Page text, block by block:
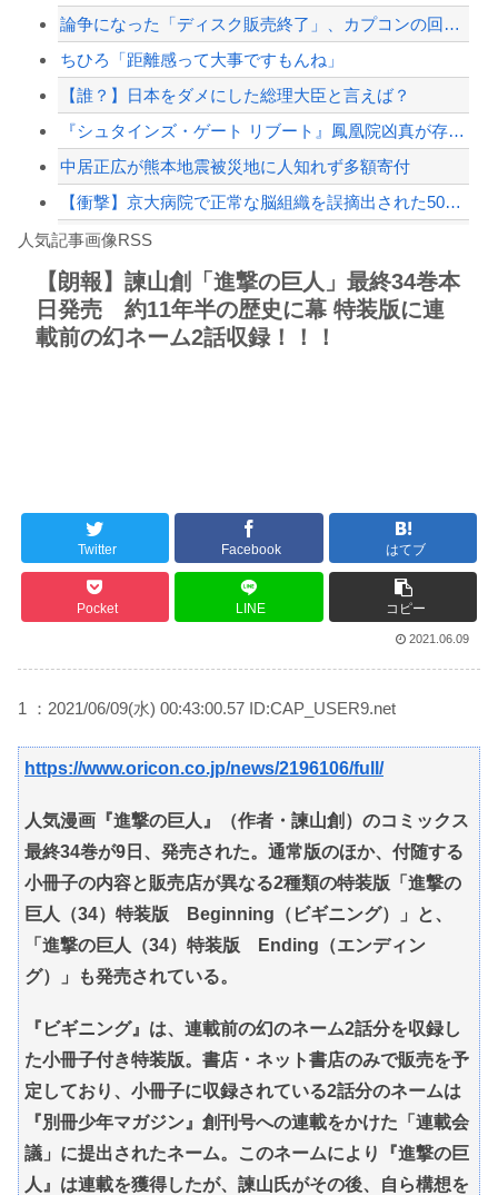
国税不祥事、「前例ない事態次々」に危機感 「パパ活」、情報漏えいも
Powered by livedoor 相互RSS
論争になった「ディスク販売終了」、カプコンの回答と衝撃の詳細がコチラ・・・「え？...
ちひろ「距離感って大事ですもんね」
【誰？】日本をダメにした総理大臣と言えば？
『シュタインズ・ゲート リブート』鳳凰院凶真が存在しないγ（ガンマ）世界線が追加...
中居正広が熊本地震被災地に人知れず多額寄付
【衝撃】京大病院で正常な脳組織を誤摘出された50代女性、手足も動かせず自発呼吸も...
寺田心さん(18)、筋トレした結果無事かわいくなる
【動画】これはお見事。中国重慶市で珍しい事故が撮影される。
8/4のニュース
Powered by livedoor 相互RSS
人気記事画像RSS
【朗報】諫山創「進撃の巨人」最終34巻本
日発売 約11年半の歴史に幕 特装版に連
載前の幻ネーム2話収録！！！
Twitter Facebook はてブ
Pocket LINE コピー
2021.06.09
1 ：2021/06/09(水) 00:43:00.57 ID:CAP_USER9.net
https://www.oricon.co.jp/news/2196106/full/
人気漫画『進撃の巨人』（作者・諫山創）のコミックス
最終34巻が9日、発売された。通常版のほか、付随する
小冊子の内容と販売店が異なる2種類の特装版「進撃の
巨人（34）特装版 Beginning（ビギニング）」と、
「進撃の巨人（34）特装版 Ending（エンディン
グ）」も発売されている。
『ビギニング』は、連載前の幻のネーム2話分を収録し
た小冊子付き特装版。書店・ネット書店のみで販売を予
定しており、小冊子に収録されている2話分のネームは
『別冊少年マガジン』創刊号への連載をかけた「連載会
議」に提出されたネーム。このネームにより『進撃の巨
人』は連載を獲得したが、諫山氏がその後、自ら構想を